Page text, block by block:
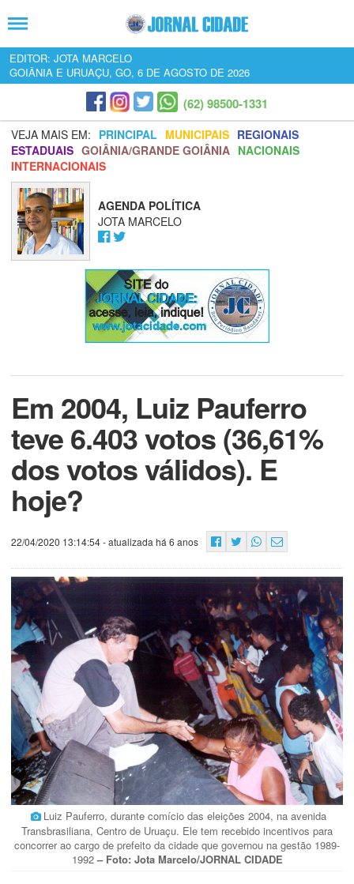
EDITOR: JOTA MARCELO
GOIÂNIA E URUAÇU, GO, 6 DE AGOSTO DE 2026
(62) 98500-1331
VEJA MAIS EM: PRINCIPAL MUNICIPAIS REGIONAIS
ESTADUAIS GOIÂNIA/GRANDE GOIÂNIA NACIONAIS
INTERNACIONAIS
AGENDA POLÍTICA
JOTA MARCELO
Em 2004, Luiz Pauferro
teve 6.403 votos (36,61%
dos votos válidos). E
hoje?
22/04/2020 13:14:54- atualizada há 6 anos
Luiz Pauferro, durante comício das eleições 2004, na avenida
Transbrasiliana, Centro de Uruaçu. Ele tem recebido incentivos para
concorrer ao cargo de prefeito da cidade que governou na gestão 1989-
1992 – Foto: Jota Marcelo/JORNAL CIDADE